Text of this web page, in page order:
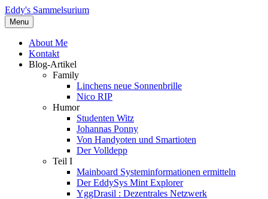
Eddy's Sammelsurium
Menu
About Me
Kontakt
Blog-Artikel
Family
Linchens neue Sonnenbrille
Nico RIP
Humor
Studenten Witz
Johannas Ponny
Von Handyoten und Smartioten
Der Volldepp
Teil I
Mainboard Systeminformationen ermitteln
Der EddySys Mint Explorer
YggDrasil : Dezentrales Netzwerk